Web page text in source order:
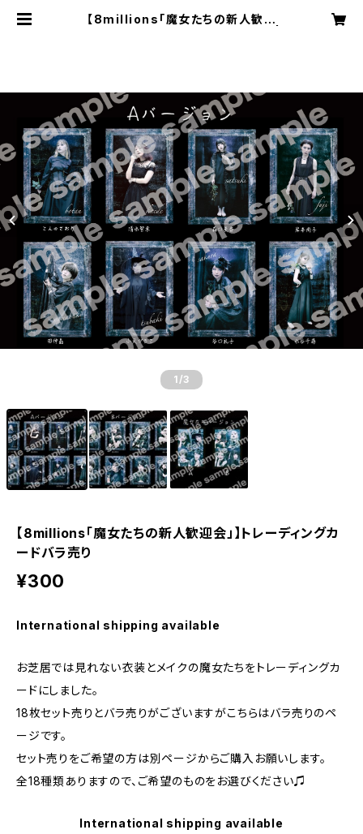
【8millions「魔女たちの新人歓迎
1 /3
【8millions「魔女たちの新人歓迎会」】トレーディングカ
ードバラ売り
¥300
International shipping available
お芝居では見れない衣装とメイクの魔女たちをトレーディングカ
ードにしました。
18枚セット売りとバラ売りがございますがこちらはバラ売りのペ
ージです。
セット売りをご希望の方は別ページからご購入お願いします。
全18種類ありますので、ご希望のものをお選びください♫
International shipping available